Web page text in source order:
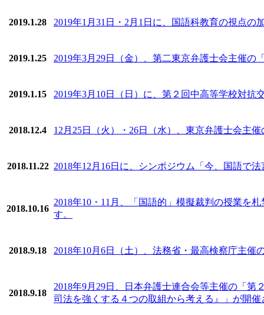
2019.1.28 2019年1月31日・2月1日に、国語科教育の視点
2019.1.25 2019年3月29日（金）、第二東京弁護士会主催
2019.1.15 2019年3月10日（日）に、第２回中高等学校対抗
2018.12.4 12月25日（火）・26日（水）、東京弁護士会主
2018.11.22 2018年12月16日に、シンポジウム「今、国語で
2018.10.16
2018年10・11月、「国語的」模擬裁判の授業を
す。
2018.9.18 2018年10月6日（土）、法務省・最高検察庁主
2018.9.18
2018年9月29日、日本弁護士連合会等主催の「
司法を強くする４つの取組から考える』」が開催